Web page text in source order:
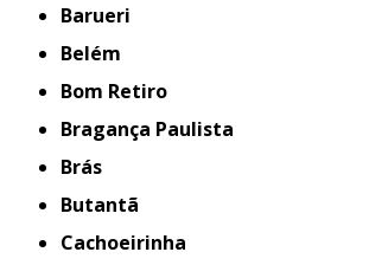
Barueri
Belém
Bom Retiro
Bragança Paulista
Brás
Butantã
Cachoeirinha